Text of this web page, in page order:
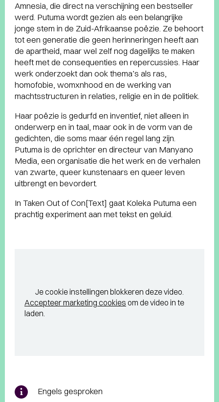
Amnesia, die direct na verschijning een bestseller
werd. Putuma wordt gezien als een belangrijke
jonge stem in de Zuid-Afrikaanse poëzie. Ze behoort
tot een generatie die geen herinneringen heeft aan
de apartheid, maar wel zelf nog dagelijks te maken
heeft met de consequenties en repercussies. Haar
werk onderzoekt dan ook thema’s als ras,
homofobie, womxnhood en de werking van
machtsstructuren in relaties, religie en in de politiek.
Haar poëzie is gedurfd en inventief, niet alleen in
onderwerp en in taal, maar ook in de vorm van de
gedichten, die soms maar één regel lang zijn.
Putuma is de oprichter en directeur van Manyano
Media, een organisatie die het werk en de verhalen
van zwarte, queer kunstenaars en queer leven
uitbrengt en bevordert.
In Taken Out of Con[Text] gaat Koleka Putuma een
prachtig experiment aan met tekst en geluid.
Je cookie instellingen blokkeren deze video.
Accepteer marketing cookies om de video in te
laden.
Engels gesproken